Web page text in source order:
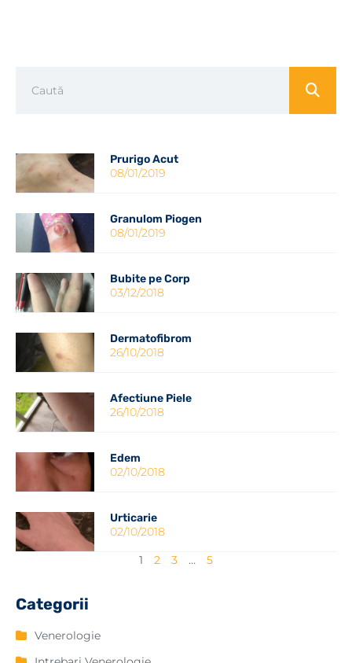
Prurigo Acut
08/01/2019
Granulom Piogen
08/01/2019
Bubite pe Corp
03/12/2018
Dermatofibrom
26/10/2018
Afectiune Piele
26/10/2018
Edem
02/10/2018
Urticarie
02/10/2018
1
2 3 … 5
Categorii
Venerologie